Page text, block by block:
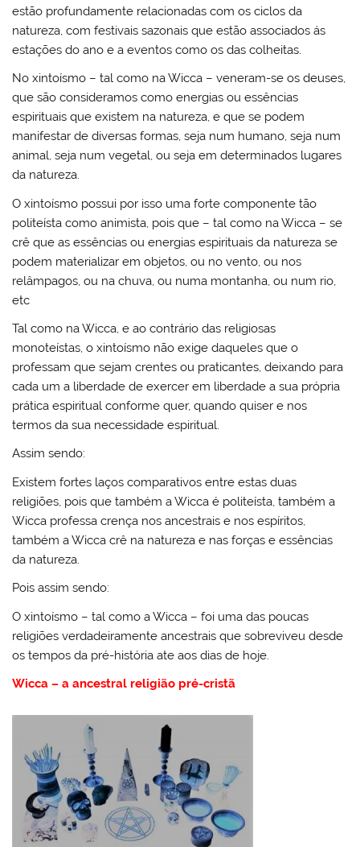
estão profundamente relacionadas com os ciclos da
natureza, com festivais sazonais que estão associados ás
estações do ano e a eventos como os das colheitas.
No xintoísmo – tal como na Wicca – veneram-se os deuses,
que são consideramos como energias ou essências
espirituais que existem na natureza, e que se podem
manifestar de diversas formas, seja num humano, seja num
animal, seja num vegetal, ou seja em determinados lugares
da natureza.
O xintoísmo possui por isso uma forte componente tão
politeísta como animista, pois que – tal como na Wicca – se
crê que as essências ou energias espirituais da natureza se
podem materializar em objetos, ou no vento, ou nos
relâmpagos, ou na chuva, ou numa montanha, ou num rio,
etc
Tal como na Wicca, e ao contrário das religiosas
monoteístas, o xintoísmo não exige daqueles que o
professam que sejam crentes ou praticantes, deixando para
cada um a liberdade de exercer em liberdade a sua própria
prática espiritual conforme quer, quando quiser e nos
termos da sua necessidade espiritual.
Assim sendo:
Existem fortes laços comparativos entre estas duas
religiões, pois que também a Wicca é politeísta, também a
Wicca professa crença nos ancestrais e nos espíritos,
também a Wicca crê na natureza e nas forças e essências
da natureza.
Pois assim sendo:
O xintoísmo – tal como a Wicca – foi uma das poucas
religiões verdadeiramente ancestrais que sobreviveu desde
os tempos da pré-história ate aos dias de hoje.
Wicca – a ancestral religião pré-cristã